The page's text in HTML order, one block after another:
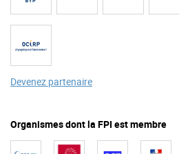
Devenez partenaire
Organismes dont la FPI est membre